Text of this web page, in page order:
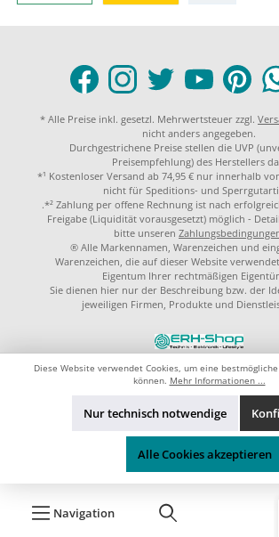
Navigation
* Alle Preise inkl. gesetzl. Mehrwertsteuer zzgl.
nicht anders angegeben.
Durchgestrichene Preise stellen die UVP
Preisempfehlung) des Herstellers
*¹ Kostenloser Versand ab 74,95 € nur innerhalb
nicht für Speditions- und
.*² Zahlung per offene Rechnung ist nach
Freigabe (Liquidität vorausgesetzt) möglich -
bitte unseren
® Alle Markennamen, Warenzeichen und
Warenzeichen, die auf dieser Website
Eigentum Ihrer rechtmäßigen
Sie dienen hier nur der Beschreibung bzw. der
jeweiligen Firmen, Produkte und
Diese Website verwendet Cookies, um eine
können. Mehr Informationen ...
Nur technisch notwendige
Alle Cookies akzeptieren